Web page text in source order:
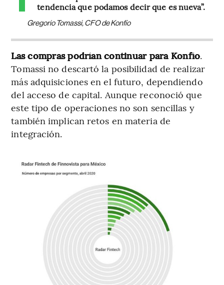
tendencia que podamos decir que es nueva”.
Gregorio Tomassi, CFO de Konfío
Las compras podrían continuar para Konfío.
Tomassi no descartó la posibilidad de realizar
más adquisiciones en el futuro, dependiendo
del acceso de capital. Aunque reconoció que
este tipo de operaciones no son sencillas y
también implican retos en materia de
integración.